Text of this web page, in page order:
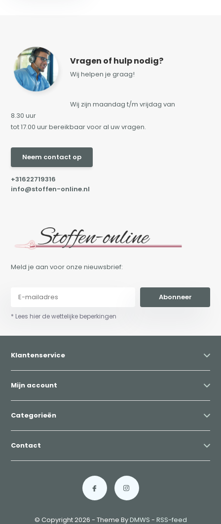
Vragen of hulp nodig?
Wij helpen je graag!
Wij zijn maandag t/m vrijdag van
8.30 uur
tot 17.00 uur bereikbaar voor al uw vragen.
Neem contact op
+31622719316
info@stoffen-online.nl
Meld je aan voor onze nieuwsbrief:
Abonneer
* Lees hier de wettelijke beperkingen
Klantenservice
Mijn account
Categorieën
Contact
© Copyright 2026 - Theme ByDMWS - RSS-feed